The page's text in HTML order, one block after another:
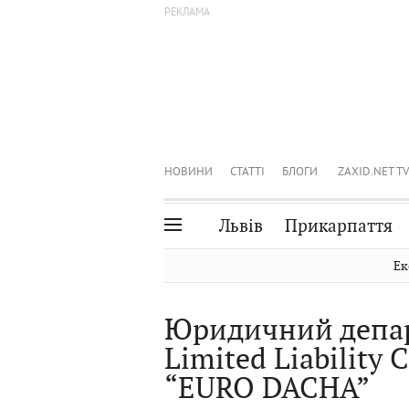
НОВИНИ СТАТТІ БЛОГИ ZAXID.NET TV
Львів Прикарпаття
Волинь
Закарпаття
Чернівці
Шептицький
Юридичний
Limited Liability
“EURO DACHA”